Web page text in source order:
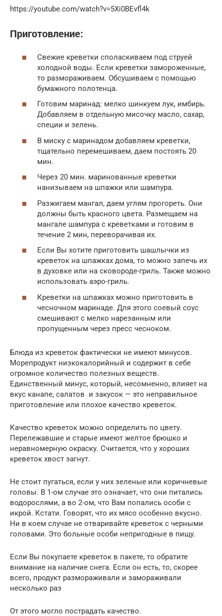
https://youtube.com/watch?v=5Xi0BEvfl4k
Приготовление:
Свежие креветки споласкиваем под струей
холодной воды. Если креветки замороженные,
то размораживаем. Обсушиваем с помощью
бумажного полотенца.
Готовим маринад: мелко шинкуем лук, имбирь.
Добавляем в отдельную мисочку масло, сахар,
специи и зелень.
В миску с маринадом добавляем креветки,
тщательно перемешиваем, даем постоять 20
мин.
Через 20 мин. маринованные креветки
нанизываем на шпажки или шампура.
Разжигаем мангал, даем углям прогореть. Они
должны быть красного цвета. Размещаем на
мангале шампура с креветками и готовим в
течение 2 мин, переворачивая их.
Если Вы хотите приготовить шашлычки из
креветок на шпажках дома, то можно запечь их
в духовке или на сковороде-гриль. Также можно
использовать аэро-гриль.
Креветки на шпажках можно приготовить в
чесночном маринаде. Для этого соевый соус
смешивают с мелко нарезанным или
пропущенным через пресс чесноком.
Блюда из креветок фактически не имеют минусов.
Морепродукт низкокалорийный и содержит в себе
огромное количество полезных веществ.
Единственный минус, который, несомненно, влияет на
вкус канапе, салатов и закусок — это неправильное
приготовление или плохое качество креветок.
Качество креветок можно определить по цвету.
Перележавшие и старые имеют желтое брюшко и
неравномерную окраску. Считается, что у хороших
креветок хвост загнут.
Не стоит пугаться, если у них зеленые или коричневые
головы. В 1-ом случае это означает, что они питались
водорослями, а во 2-ом, что Вам попались особи с
икрой. Кстати. Говорят, что их мясо особенно вкусно.
Ни в коем случае не отваривайте креветок с черными
головами. Это больные особи непригодные в пищу.
Если Вы покупаете креветок в пакете, то обратите
внимание на наличие снега. Если он есть, то, скорее
всего, продукт размораживали и замораживали
несколько раз
От этого могло пострадать качество.